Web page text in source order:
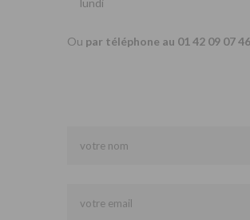
lundi
Ou par téléphone au 01 42 09 07 46